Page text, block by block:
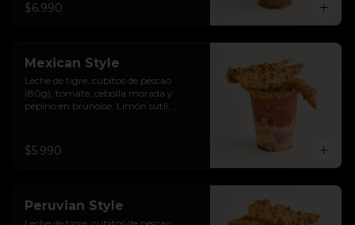
$6.990
Mexican Style
Leche de tigre, cubitos de pescao
(80g), tomate, cebolla morada y
pepino en brunoise. Limón sutil,
$5.990
Peruvian Style